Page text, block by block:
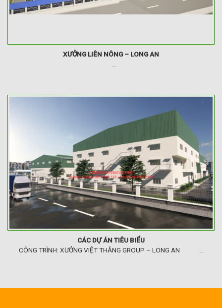
XƯỞNG LIÊN NÔNG – LONG AN
...
CÁC DỰ ÁN TIÊU BIỂU
CÔNG TRÌNH: XƯỞNG VIỆT THẮNG GROUP – LONG AN ...